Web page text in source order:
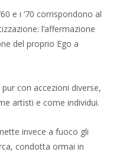
e i ‘70 corrispondono al
l’affermazione
del proprio Ego a
con accezioni diverse,
artisti e come individui.
invece a fuoco gli
condotta ormai in